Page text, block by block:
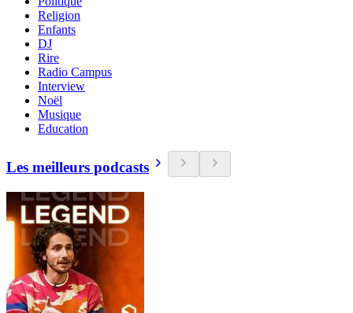
Religion
Enfants
DJ
Rire
Radio Campus
Interview
Noël
Musique
Education
Les meilleurs podcasts